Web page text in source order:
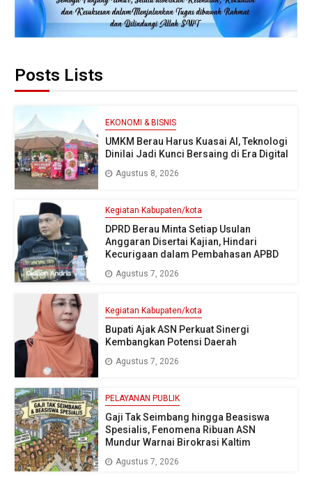
Posts Lists
EKONOMI & BISNIS
UMKM Berau Harus Kuasai AI, Teknologi
Dinilai Jadi Kunci Bersaing di Era Digital
Agustus 8, 2026
Kegiatan Kabupaten/kota
DPRD Berau Minta Setiap Usulan
Anggaran Disertai Kajian, Hindari
Kecurigaan dalam Pembahasan APBD
Agustus 7, 2026
Kegiatan Kabupaten/kota
Bupati Ajak ASN Perkuat Sinergi
Kembangkan Potensi Daerah
Agustus 7, 2026
PELAYANAN PUBLIK
Gaji Tak Seimbang hingga Beasiswa
Spesialis, Fenomena Ribuan ASN
Mundur Warnai Birokrasi Kaltim
Agustus 7, 2026